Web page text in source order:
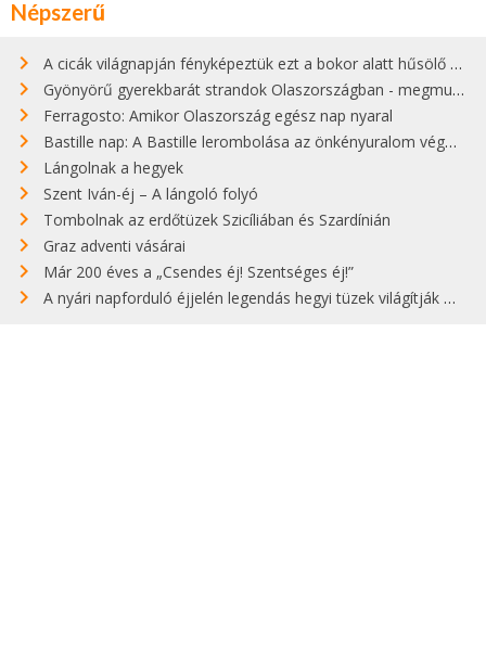
Népszerű
A cicák világnapján fényképeztük ezt a bokor alatt hűsölő cicát Kisorosziban
Gyönyörű gyerekbarát strandok Olaszországban - megmutatjuk a 15 legjobbat
Ferragosto: Amikor Olaszország egész nap nyaral
Bastille nap: A Bastille lerombolása az önkényuralom végét jelentette
Lángolnak a hegyek
Szent Iván-éj – A lángoló folyó
Tombolnak az erdőtüzek Szicíliában és Szardínián
Graz adventi vásárai
Már 200 éves a „Csendes éj! Szentséges éj!”
A nyári napforduló éjjelén legendás hegyi tüzek világítják meg Zugspitzét